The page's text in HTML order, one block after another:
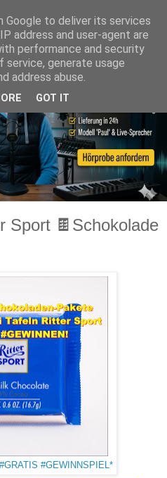
Sport 🍫Schokolade
#GEWINNSPIEL*
Google to deliver its services
address and user-agent are
performance and security
generate usage
address abuse.
GOT IT